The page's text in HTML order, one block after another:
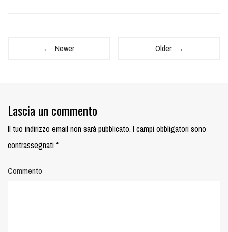
← Newer Older →
Lascia un commento
Il tuo indirizzo email non sarà pubblicato.I campi obbligatori sono
contrassegnati*
Commento